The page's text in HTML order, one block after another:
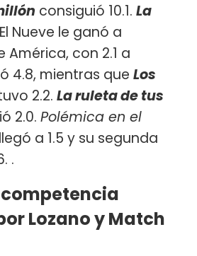
consiguió 10.1. La
Nueve le ganó a
América, con 2.1 a
4.8, mientras que Los
2.2. La ruleta de tus
2.0. Polémica en el
a 1.5 y su segunda
.
Lozano y Match